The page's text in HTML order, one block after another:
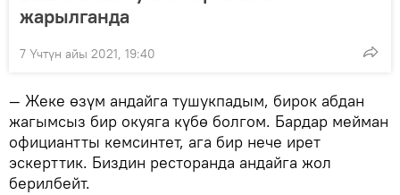
жарылганда
7 Үчтүн айы 2021, 19:40
— Жеке өзүм андайга тушукпадым, бирок абдан
жагымсыз бир окуяга күбө болгом. Бардар мейман
официантты кемсинтет, ага бир нече ирет
эскерттик. Биздин ресторанда андайга жол
берилбейт.